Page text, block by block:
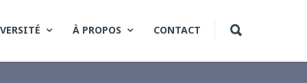
À PROPOS CONTACT